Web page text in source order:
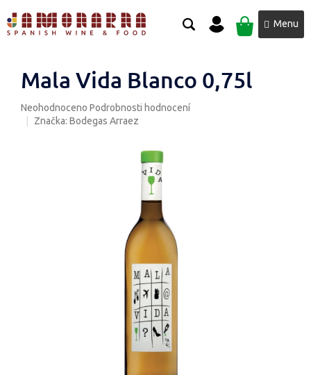
na
obsah
NÁKUPNÍ
KOŠÍK
Mala Vida Blanco 0,75l
Průměrné
hodnocení
Neohodnoceno Podrobnosti hodnocení
Značka: Bodegas Arraez